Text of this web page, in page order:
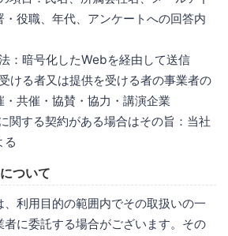
・役職、年代、アンケートへの回答内
：暗号化したWebを経由して送信
ける者又は提供を受ける者の事業者の
共催・協賛・協力・講演企業
関する契約がある場合はその旨：当社
る
ついて
、利用目的の範囲内でその取扱いの一
に委託する場合がございます。その